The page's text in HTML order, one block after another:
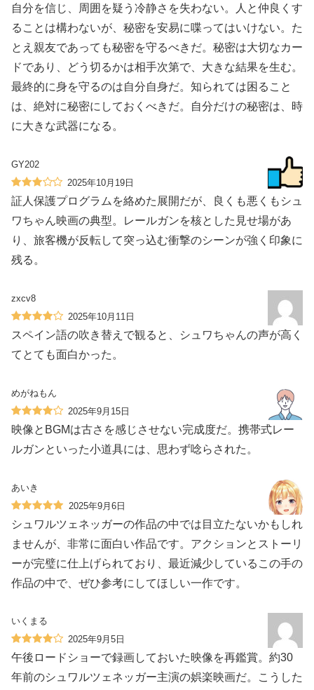
自分を信じ、周囲を疑う冷静さを失わない。人と仲良くす
ることは構わないが、秘密を安易に喋ってはいけない。た
とえ親友であっても秘密を守るべきだ。秘密は大切なカー
ドであり、どう切るかは相手次第で、大きな結果を生む。
最終的に身を守るのは自分自身だ。知られては困ること
は、絶対に秘密にしておくべきだ。自分だけの秘密は、時
に大きな武器になる。
GY202
2025年10月19日
証人保護プログラムを絡めた展開だが、良くも悪くもシュ
ワちゃん映画の典型。レールガンを核とした見せ場があ
り、旅客機が反転して突っ込む衝撃のシーンが強く印象に
残る。
zxcv8
2025年10月11日
スペイン語の吹き替えで観ると、シュワちゃんの声が高く
てとても面白かった。
めがねもん
2025年9月15日
映像とBGMは古さを感じさせない完成度だ。携帯式レー
ルガンといった小道具には、思わず唸らされた。
あいき
2025年9月6日
シュワルツェネッガーの作品の中では目立たないかもしれ
ませんが、非常に面白い作品です。アクションとストーリ
ーが完璧に仕上げられており、最近減少しているこの手の
作品の中で、ぜひ参考にしてほしい一作です。
いくまる
2025年9月5日
午後ロードショーで録画しておいた映像を再鑑賞。約30
年前のシュワルツェネッガー主演の娯楽映画だ。こうした